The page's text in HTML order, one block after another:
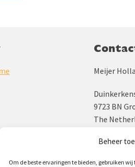
Beheer
Om de beste ervaringen te bieden, gebruiken
Meijer
9723 BN
The
KVK: